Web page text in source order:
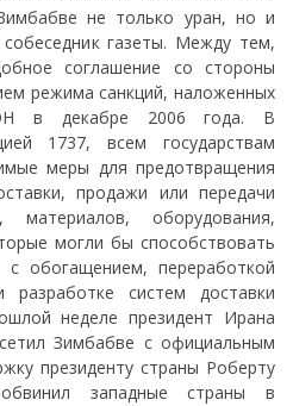
не только уран, но и
газеты. Между тем,
соглашение со стороны
режима санкций, наложенных
в декабре 2006 года. В
1737, всем государствам
меры для предотвращения
продажи или передачи
оборудования,
могли бы способствовать
с обогащением, переработкой
систем доставки
неделе президент Ирана
Зимбабве с официальным
президенту страны Роберту
западные страны в